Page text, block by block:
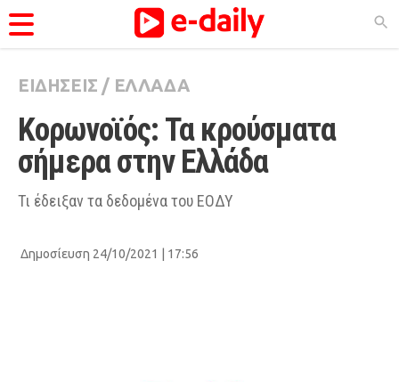
ΚΑΤΗΓΟΡΊΕΣ
Ειδήσεις
Θέματα
Videos
Viral
ΕΙΔΗΣΕΙΣ / ΕΛΛΑΔΑ
Κορωνοϊός: Τα κρούσματα
σήμερα στην Ελλάδα
Τι έδειξαν τα δεδομένα του ΕΟΔΥ
Δημοσίευση 24/10/2021 | 17:56